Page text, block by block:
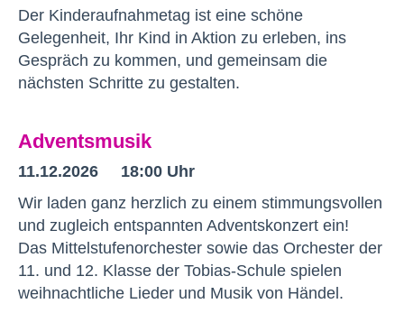
Der Kinderaufnahmetag ist eine schöne
Gelegenheit, Ihr Kind in Aktion zu erleben, ins
Gespräch zu kommen, und gemeinsam die
nächsten Schritte zu gestalten.
Adventsmusik
11.12.2026 18:00 Uhr
Wir laden ganz herzlich zu einem stimmungsvollen
und zugleich entspannten Adventskonzert ein!
Das Mittelstufenorchester sowie das Orchester der
11. und 12. Klasse der Tobias-Schule spielen
weihnachtliche Lieder und Musik von Händel.